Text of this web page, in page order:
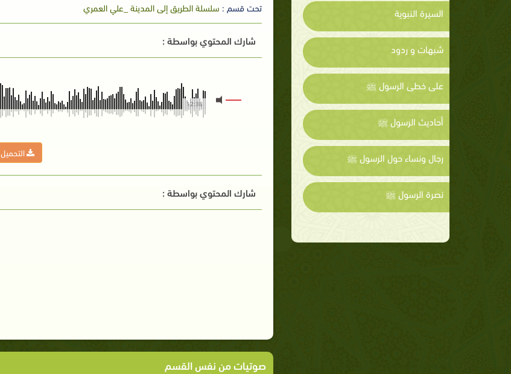
السيرة النبوية
شبهات و ردود
على خطى الرسول ﷺ
أحاديث الرسول ﷺ
رجال ونساء حول الرسول ﷺ
نصرة الرسول ﷺ
تحت قسم : سلسلة الطريق إلى المدينة _علي العمري
شارك المحتوي بواسطة :
12:38
التحميل
شارك المحتوي بواسطة :
صوتيات من نفس القسم